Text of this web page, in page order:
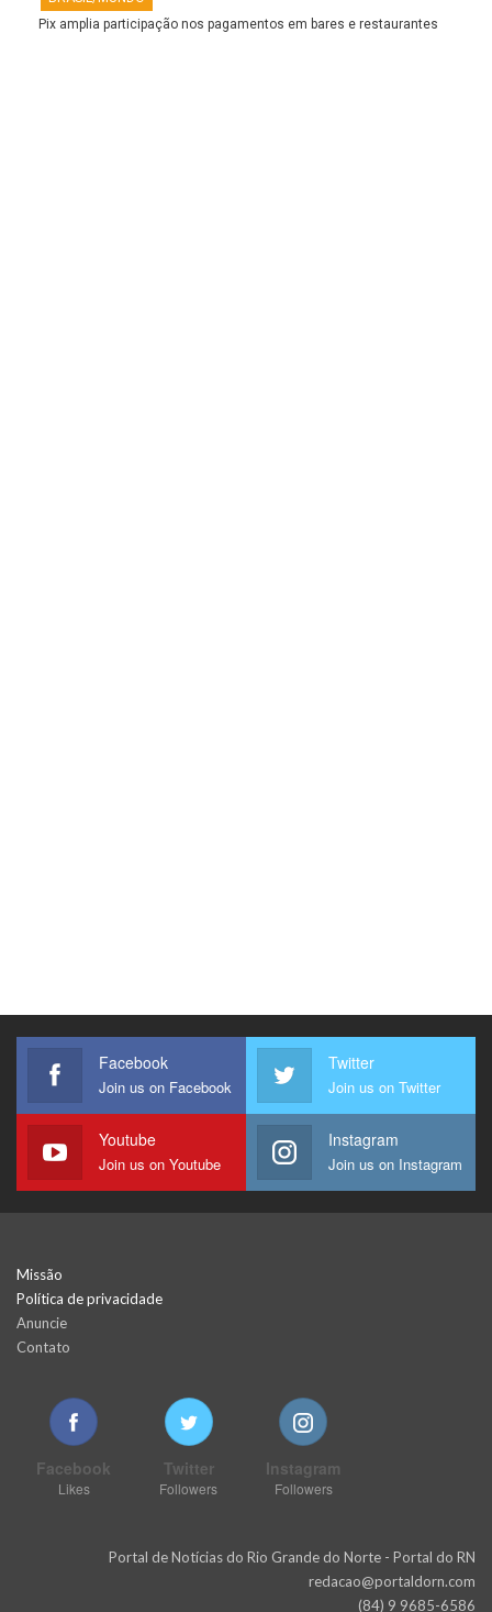
Pix amplia participação nos pagamentos em bares e restaurantes
Facebook
Join us on Facebook
Twitter
Join us on Twitter
Youtube
Join us on Youtube
Instagram
Join us on Instagram
Missão
Política de privacidade
Anuncie
Contato
Facebook
Likes
Twitter
Followers
Instagram
Followers
Portal de Notícias do Rio Grande do Norte - Portal do RN
redacao@portaldorn.com
(84) 9 9685-6586